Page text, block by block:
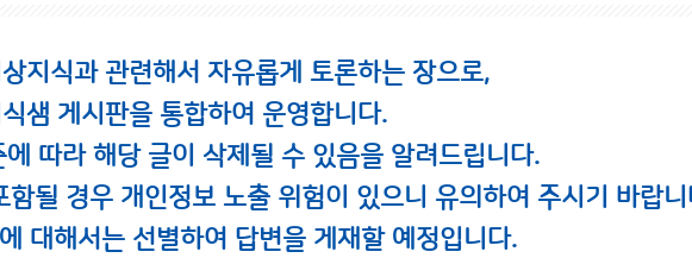
지식과 관련해서 자유롭게 토론하는 장으로,
샘 게시판을 통합하여 운영합니다.
따라 해당 글이 삭제될 수 있음을 알려드립니다.
될 경우 개인정보 노출 위험이 있으니 유의하여 주시기 바랍니
대해서는 선별하여 답변을 게재할 예정입니다.